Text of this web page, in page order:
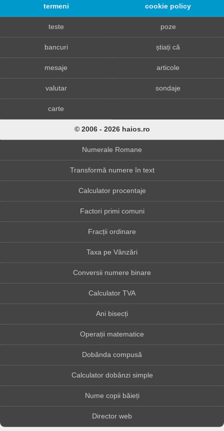
termeni cookie policy
teste poze
bancuri știați că
mesaje articole
valutar sondaje
carte
© 2006 - 2026 haios.ro
Numerale Romane
Transformă numere în text
Calculator procentaje
Factori primi comuni
Fracții ordinare
Taxa pe Vânzări
Conversii numere binare
Calculator TVA
Ani bisecți
Operații matematice
Dobânda compusă
Calculator dobânzi simple
Nume copii băieți
Director web